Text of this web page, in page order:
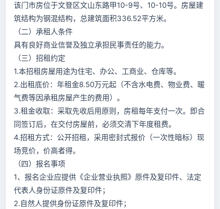
该门市房位于文登区文山东路甲10-9号、10-10号。房屋建
筑结构为钢混结构，总建筑面积336.52平方米。
（二）承租人条件
具有良好商业信誉及独立承担民事责任的能力。
（三）招租约定
1.本招租房屋用途为住宅、办公、工商业、仓库等。
2.出租底价：年租金8.50万元起（不含水电费、物业费、暖
气费等因承租房屋产生的费用）。
3.租金收取：采取先收后用原则，房租每年支付一次。即合
同签订后，在交付房屋前，必须交清下年度租费。
4.招租方式：公开招租，采用密封式报价（一次性暗标）现
场竞价，价高者得。
（四）报名事项
1、报名企业应提供《企业营业执照》原件及复印件、法定
代表人身份证原件及复印件；
2.自然人提供身份证原件及复印件；